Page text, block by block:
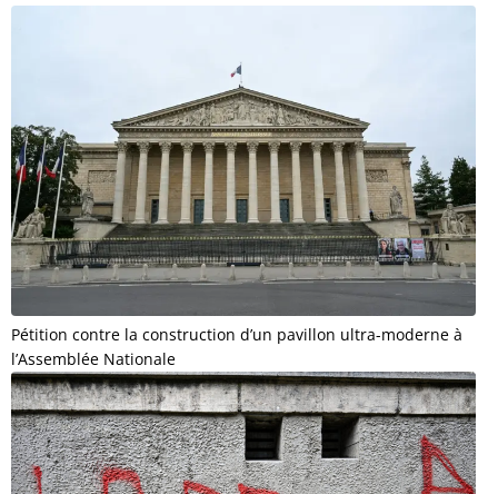
Pétition contre la construction d’un pavillon ultra-moderne à
l’Assemblée Nationale